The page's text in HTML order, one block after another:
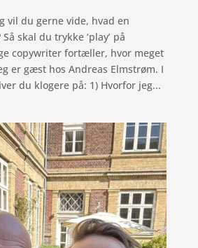
vil du gerne vide, hvad en
skal du trykke ‘play’ på
copywriter fortæller, hvor meget
er gæst hos Andreas Elmstrøm. I
du klogere på: 1) Hvorfor jeg...